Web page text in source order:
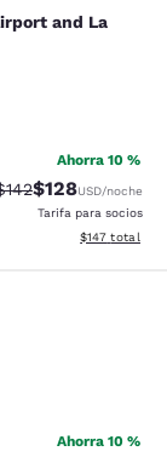
and
and La
584 reseñas
Ahorra 10 %
tachado:
Precio con
$128USD/noche
Tarifa para socios
Ver detalles
$147 total
550 reseñas
Ahorra 10 %